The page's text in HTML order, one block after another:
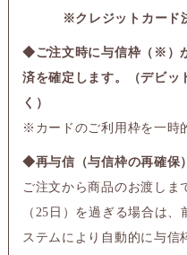
※クレジットカード
◆ご注文時に与信枠（※）
済を確定します。（デビッ
く）
※カードのご利用枠を一時
◆再与信（与信枠の再確保
ご注文から商品のお渡しま
（25日）を過ぎる場合は
ステムにより自動的に与信